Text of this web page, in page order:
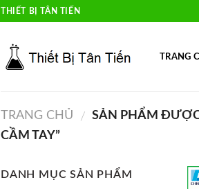
THIẾT BỊ TÂN TIẾN
TRANG
TRANG CHỦ / SẢN PHẨM
CẦM TAY”
DANH MỤC SẢN PHẨM